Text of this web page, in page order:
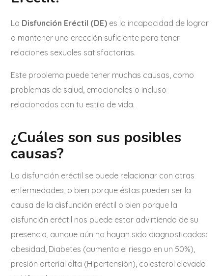
La Disfunción Eréctil (DE) es la incapacidad de lograr
o mantener una erección suficiente para tener
relaciones sexuales satisfactorias.
Este problema puede tener muchas causas, como
problemas de salud, emocionales o incluso
relacionados con tu estilo de vida.
¿Cuáles son sus posibles
causas?
La disfunción eréctil se puede relacionar con otras
enfermedades, o bien porque éstas pueden ser la
causa de la disfunción eréctil o bien porque la
disfunción eréctil nos puede estar advirtiendo de su
presencia, aunque aún no hayan sido diagnosticadas:
obesidad, Diabetes (aumenta el riesgo en un 50%),
presión arterial alta (Hipertensión), colesterol elevado